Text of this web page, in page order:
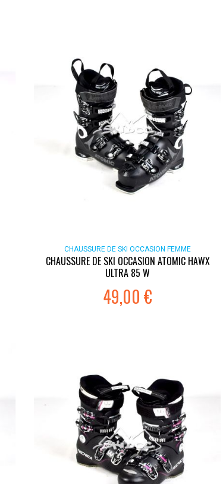
CHAUSSURE DE SKI OCCASION FEMME
CHAUSSURE DE SKI OCCASION ATOMIC HAWX
ULTRA 85 W
49,00 €